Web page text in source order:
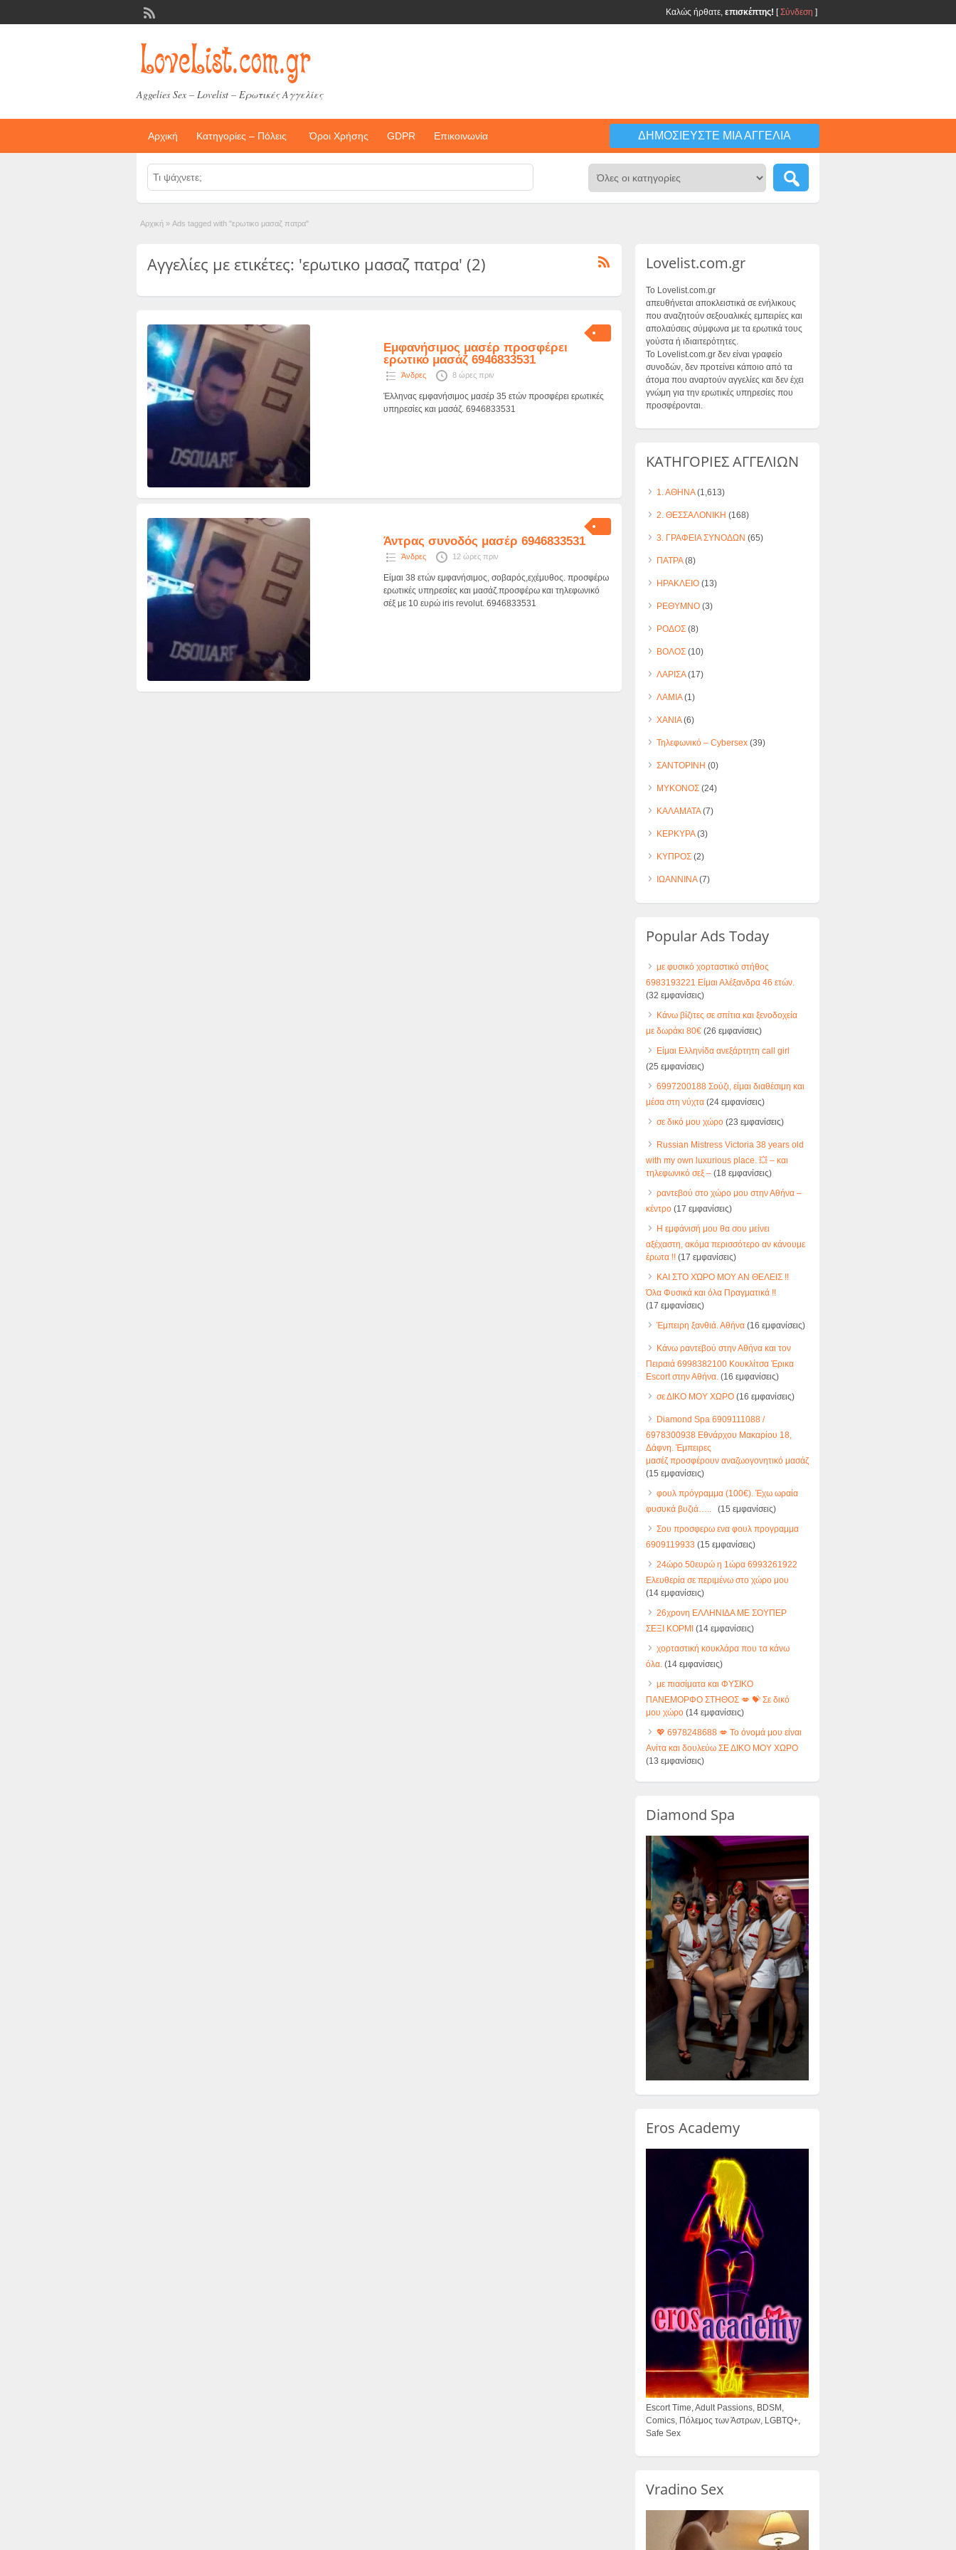
Καλώς ήρθατε, επισκέπτης! [Σύνδεση ]
Aggelies Sex – Lovelist – Ερωτικές Αγγελίες
Αρχική Κατηγορίες – Πόλεις Όροι Χρήσης GDPR Επικοινωνία ΔΗΜΟΣΙΕΎΣΤΕ ΜΙΑ ΑΓΓΕΛΊΑ
Αρχική » Ads tagged with "ερωτικο μασαζ πατρα"
Αγγελίες με ετικέτες: 'ερωτικο μασαζ πατρα' (2)
Εμφανήσιμος μασέρ προσφέρει
ερωτικό μασάζ 6946833531
Άνδρες 8 ώρες πριν
Έλληνας εμφανήσιμος μασέρ 35 ετών προσφέρει ερωτικές
υπηρεσίες και μασάζ. 6946833531
Άντρας συνοδός μασέρ 6946833531
Άνδρες 12 ώρες πριν
Είμαι 38 ετών εμφανήσιμος, σοβαρός,εχέμυθος. προσφέρω
ερωτικές υπηρεσίες και μασάζ.προσφέρω και τηλεφωνικό
σέξ με 10 ευρώ iris revolut. 6946833531
Lovelist.com.gr
Το Lovelist.com.gr
απευθήνεται αποκλειστικά σε ενήλικους
που αναζητούν σεξουαλικές εμπειρίες και
απολαύσεις σύμφωνα με τα ερωτικά τους
γούστα ή ιδιαιτερότητες.
Το Lovelist.com.gr δεν είναι γραφείο
συνοδών, δεν προτείνει κάποιο από τα
άτομα που αναρτούν αγγελίες και δεν έχει
γνώμη για την ερωτικές υπηρεσίες που
προσφέρονται.
ΚΑΤΗΓΟΡΙΕΣ ΑΓΓΕΛΙΩΝ
1. ΑΘΗΝΑ(1,613)
2. ΘΕΣΣΑΛΟΝΙΚΗ (168)
3. ΓΡΑΦΕΙΑ ΣΥΝΟΔΩΝ (65)
ΠΑΤΡΑ(8)
ΗΡΑΚΛΕΙΟ(13)
ΡΕΘΥΜΝΟ(3)
ΡΟΔΟΣ(8)
ΒΟΛΟΣ(10)
ΛΑΡΙΣΑ(17)
ΛΑΜΙΑ(1)
ΧΑΝΙΑ(6)
Τηλεφωνικό – Cybersex(39)
ΣΑΝΤΟΡΙΝΗ (0)
ΜΥΚΟΝΟΣ(24)
ΚΑΛΑΜΑΤΑ(7)
ΚΕΡΚΥΡΑ(3)
ΚΥΠΡΟΣ(2)
ΙΩΑΝΝΙΝΑ(7)
Popular Ads Today
με φυσικό χορταστικό στήθος
6983193221 Είμαι Αλέξανδρα 46 ετών.
(32 εμφανίσεις)
Κάνω βίζιτες σε σπίτια και ξενοδοχεία
με δωράκι 80€(26 εμφανίσεις)
Είμαι Ελληνίδα ανεξάρτητη call girl
(25 εμφανίσεις)
6997200188 Σούζι, είμαι διαθέσιμη και
μέσα στη νύχτα(24 εμφανίσεις)
σε δικό μου χώρο(23 εμφανίσεις)
Russian Mistress Victoria 38 years old
with my own luxurious place. 💥 – και
τηλεφωνικό σεξ –(18 εμφανίσεις)
ραντεβού στο χώρο μου στην Αθήνα –
κέντρο(17 εμφανίσεις)
Η εμφάνισή μου θα σου μείνει
αξέχαστη, ακόμα περισσότερο αν κάνουμε
έρωτα !!(17 εμφανίσεις)
ΚΑΙ ΣΤΟ ΧΏΡΟ ΜΟΥ ΑΝ ΘΕΛΕΙΣ !!
Όλα Φυσικά και όλα Πραγματικά !!
(17 εμφανίσεις)
Έμπειρη ξανθιά. Αθήνα(16 εμφανίσεις)
Κάνω ραντεβού στην Αθήνα και τον
Πειραιά 6998382100 Κουκλίτσα Έρικα
Escort στην Αθήνα.(16 εμφανίσεις)
σε ΔΙΚΟ ΜΟΥ ΧΩΡΟ(16 εμφανίσεις)
Diamond Spa 6909111088 /
6978300938 Εθνάρχου Μακαρίου 18,
Δάφνη. Έμπειρες
μασέζ προσφέρουν αναζωογονητικό μασάζ
(15 εμφανίσεις)
φουλ πρόγραμμα (100€). Έχω ωραία
φυσυκά βυζιά…..
(15 εμφανίσεις)
Σου προσφερω ενα φουλ προγραμμα
6909119933 (15 εμφανίσεις)
24ώρο 50ευρώ η 1ώρα 6993261922
Ελευθερία σε περιμένω στο χώρο μου
(14 εμφανίσεις)
26χρονη ΕΛΛΗΝΙΔΑ ΜΕ ΣΟΥΠΕΡ
ΣΕΞΙ ΚΟΡΜΙ (14 εμφανίσεις)
χορταστική κουκλάρα που τα κάνω
όλα.(14 εμφανίσεις)
με πιασίματα και ΦΥΣΙΚΟ
ΠΑΝΕΜΟΡΦΟ ΣΤΗΘΟΣ 💋 💝 Σε δικό
μου χώρο(14 εμφανίσεις)
💖 6978248688 💋 Το όνομά μου είναι
Ανίτα και δουλεύω ΣΕ ΔΙΚΟ ΜΟΥ ΧΩΡΟ
(13 εμφανίσεις)
Diamond Spa
Eros Academy
Escort Time, Adult Passions, BDSM,
Comics, Πόλεμος των Άστρων, LGBTQ+,
Safe Sex
Vradino Sex